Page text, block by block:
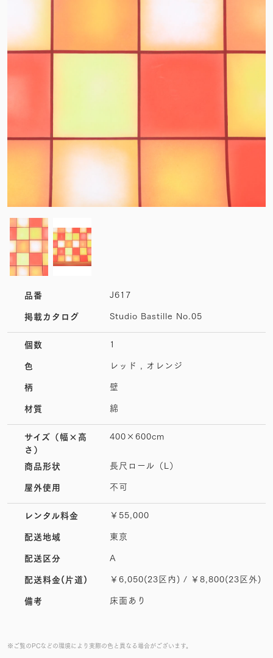
※ご覧のPCなどの環境により実際の色と異なる場合がございます。
品番 J617
掲載カタログ Studio Bastille No.05
個数 1
色 レッド , オレンジ
柄 壁
材質 綿
サイズ （幅×高
さ）
400×600cm
商品形状 長尺ロール（L）
屋外使用 不可
レンタル料金 ￥55,000
配送地域 東京
配送区分 A
配送料金(片道) ￥6,050(23区内) / ￥8,800(23区外)
備考 床面あり